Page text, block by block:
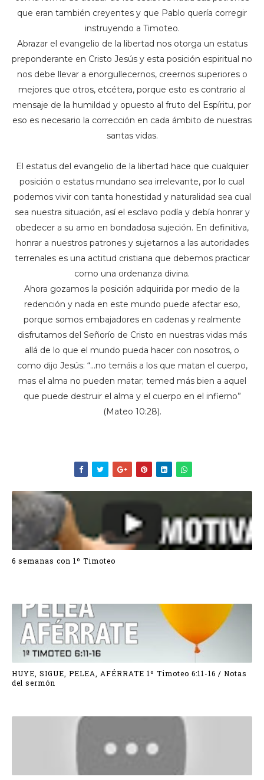
que eran también creyentes y que Pablo quería corregir
instruyendo a Timoteo.
Abrazar el evangelio de la libertad nos otorga un estatus
preponderante en Cristo Jesús y esta posición espiritual no
nos debe llevar a enorgullecernos, creernos superiores o
mejores que otros, etcétera, porque esto es contrario al
mensaje de la humildad y opuesto al fruto del Espíritu, por
eso es necesario la corrección en cada ámbito de nuestras
santas vidas.
El estatus del evangelio de la libertad hace que cualquier
posición o estatus mundano sea irrelevante, por lo cual
podemos vivir con tanta honestidad y naturalidad sea cual
sea nuestra situación, así el esclavo podía y debía honrar y
obedecer a su amo en bondadosa sujeción. En definitiva,
honrar a nuestros patrones y sujetarnos a las autoridades
terrenales es una actitud cristiana que debemos practicar
como una ordenanza divina.
Ahora gozamos la posición adquirida por medio de la
redención y nada en este mundo puede afectar eso,
porque somos embajadores en cadenas y realmente
disfrutamos del Señorío de Cristo en nuestras vidas más
allá de lo que el mundo pueda hacer con nosotros, o
como dijo Jesús: “…no temáis a los que matan el cuerpo,
mas el alma no pueden matar; temed más bien a aquel
que puede destruir el alma y el cuerpo en el infierno”
(Mateo 10:28).
6 semanas con 1º Timoteo
HUYE, SIGUE, PELEA, AFÉRRATE 1º Timoteo 6:11-16 / Notas
del sermón